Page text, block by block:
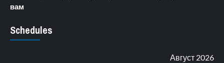
вам
Schedules
Август 2026